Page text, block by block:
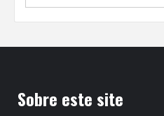
Sobre este site